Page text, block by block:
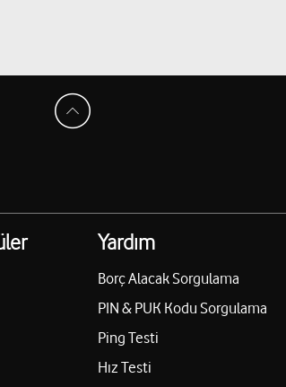
Yardım
Borç Alacak Sorgulama
PIN & PUK Kodu Sorgulama
Ping Testi
Hız Testi